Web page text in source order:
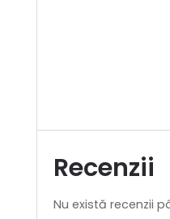
Recenzii
Nu există recenzii